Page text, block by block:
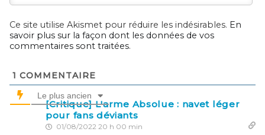
Ce site utilise Akismet pour réduire les indésirables. En
savoir plus sur la façon dont les données de vos
commentaires sont traitées.
1 COMMENTAIRE
Le plus ancien
[Critique] L'arme Absolue : navet léger
pour fans déviants
01/08/2022 20 h 00 min